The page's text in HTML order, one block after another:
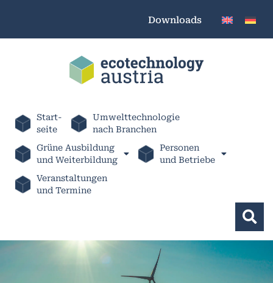
Downloads
Start-
seite
Umwelttechnologie
nach Branchen
Grüne Ausbildung
und Weiterbildung
Personen
und Betriebe
Veranstaltungen
und Termine